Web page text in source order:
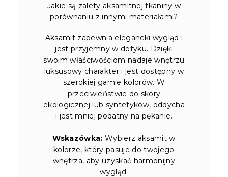
Jakie są zalety aksamitnej tkaniny w
porównaniu z innymi materiałami?
Aksamit zapewnia elegancki wygląd i
jest przyjemny w dotyku. Dzięki
swoim właściwościom nadaje wnętrzu
luksusowy charakter i jest dostępny w
szerokiej gamie kolorów. W
przeciwieństwie do skóry
ekologicznej lub syntetyków, oddycha
i jest mniej podatny na pękanie.
Wskazówka: Wybierz aksamit w
kolorze, który pasuje do twojego
wnętrza, aby uzyskać harmonijny
wygląd.